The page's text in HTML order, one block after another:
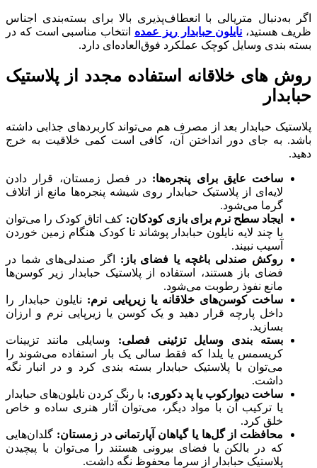
اگر به‌دنبال متریالی با انعطاف‌پذیری بالا برای بسته‌بندی اجناس
ظریف هستید، نایلون حبابدار ریز عمده انتخاب مناسبی است که در
بسته‌ بندی وسایل کوچک عملکرد فوق‌العاده‌ای دارد.
روش‌ های خلاقانه استفاده مجدد از پلاستیک
حبابدار
پلاستیک حبابدار بعد از مصرف هم می‌تواند کاربردهای جذابی داشته
باشد. به جای دور انداختن آن، کافی است کمی خلاقیت به خرج
دهید.
ساخت عایق برای پنجره‌ها: در فصل زمستان، قرار دادن
لایه‌ای از پلاستیک حبابدار روی شیشه پنجره‌ها مانع از اتلاف
گرما می‌شود.
ایجاد سطح نرم برای بازی کودکان: کف اتاق کودک را می‌توان
با چند لایه نایلون حبابدار پوشاند تا کودک هنگام زمین خوردن
آسیب نبیند.
روکش صندلی باغچه یا فضای باز: اگر صندلی‌های شما در
فضای باز هستند، استفاده از پلاستیک حبابدار زیر کوسن‌ها
مانع نفوذ رطوبت می‌شود.
ساخت کوسن‌های خلاقانه یا زیرپایی نرم: نایلون حبابدار را
داخل پارچه قرار دهید و یک کوسن یا زیرپایی نرم و ارزان
بسازید.
بسته‌ بندی وسایل تزئینی فصلی: وسایلی مانند تزیینات
کریسمس یا یلدا که فقط سالی یک بار استفاده می‌شوند را
می‌توان با پلاستیک حبابدار بسته‌ بندی کرد و در انبار نگه
داشت.
ساخت دیوارکوب یا پد دکوری: با رنگ کردن نایلون‌های حبابدار
یا ترکیب آن با مواد دیگر، می‌توان آثار هنری ساده و خاص
خلق کرد.
محافظت از گل‌ها یا گیاهان آپارتمانی در زمستان: گلدان‌هایی
که در بالکن یا فضای بیرونی هستند را می‌توان با پیچیدن
پلاستیک حبابدار از سرما محفوظ نگه داشت.